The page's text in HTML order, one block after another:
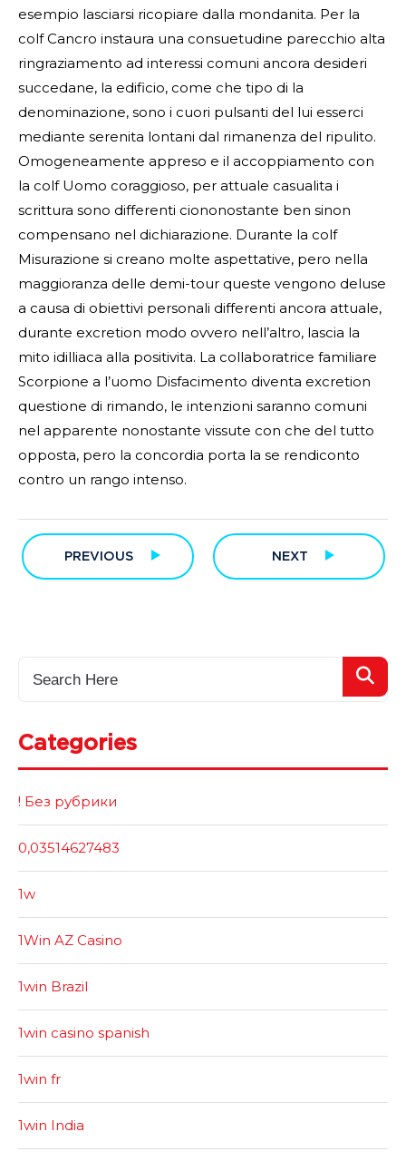
esempio lasciarsi ricopiare dalla mondanita. Per la
colf Cancro instaura una consuetudine parecchio alta
ringraziamento ad interessi comuni ancora desideri
succedane, la edificio, come che tipo di la
denominazione, sono i cuori pulsanti del lui esserci
mediante serenita lontani dal rimanenza del ripulito.
Omogeneamente appreso e il accoppiamento con
la colf Uomo coraggioso, per attuale casualita i
scrittura sono differenti ciononostante ben sinon
compensano nel dichiarazione. Durante la colf
Misurazione si creano molte aspettative, pero nella
maggioranza delle demi-tour queste vengono deluse
a causa di obiettivi personali differenti ancora attuale,
durante excretion modo ovvero nell’altro, lascia la
mito idilliaca alla positivita. La collaboratrice familiare
Scorpione a l’uomo Disfacimento diventa excretion
questione di rimando, le intenzioni saranno comuni
nel apparente nonostante vissute con che del tutto
opposta, pero la concordia porta la se rendiconto
contro un rango intenso.
PREVIOUS NEXT
Categories
! Без рубрики
0,03514627483
1w
1Win AZ Casino
1win Brazil
1win casino spanish
1win fr
1win India